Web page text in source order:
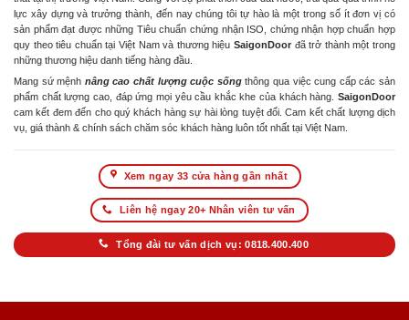
lực xây dựng và trưởng thành, đến nay chúng tôi tự hào là một trong số ít đơn vị có
sản phẩm đạt được những Tiêu chuẩn chứng nhận ISO, chứng nhận hợp chuẩn hợp
quy theo tiêu chuẩn tại Việt Nam và thương hiệu SaigonDoor đã trở thành một trong
những thương hiệu danh tiếng hàng đầu.
Mang sứ mệnh nâng cao chất lượng cuộc sốngthông qua việc cung cấp các sản
phẩm chất lượng cao, đáp ứng mọi yêu cầu khắc khe của khách hàng. SaigonDoor
cam kết đem đến cho quý khách hàng sự hài lòng tuyệt đối. Cam kết chất lượng dịch
vụ, giá thành & chính sách chăm sóc khách hàng luôn tốt nhất tại Việt Nam.
Xem ngay 33 cửa hàng gần nhất
Liên hệ ngay 20+ Nhân viên tư vấn
Tổng đài tư vấn dịch vụ: 0818.400.400